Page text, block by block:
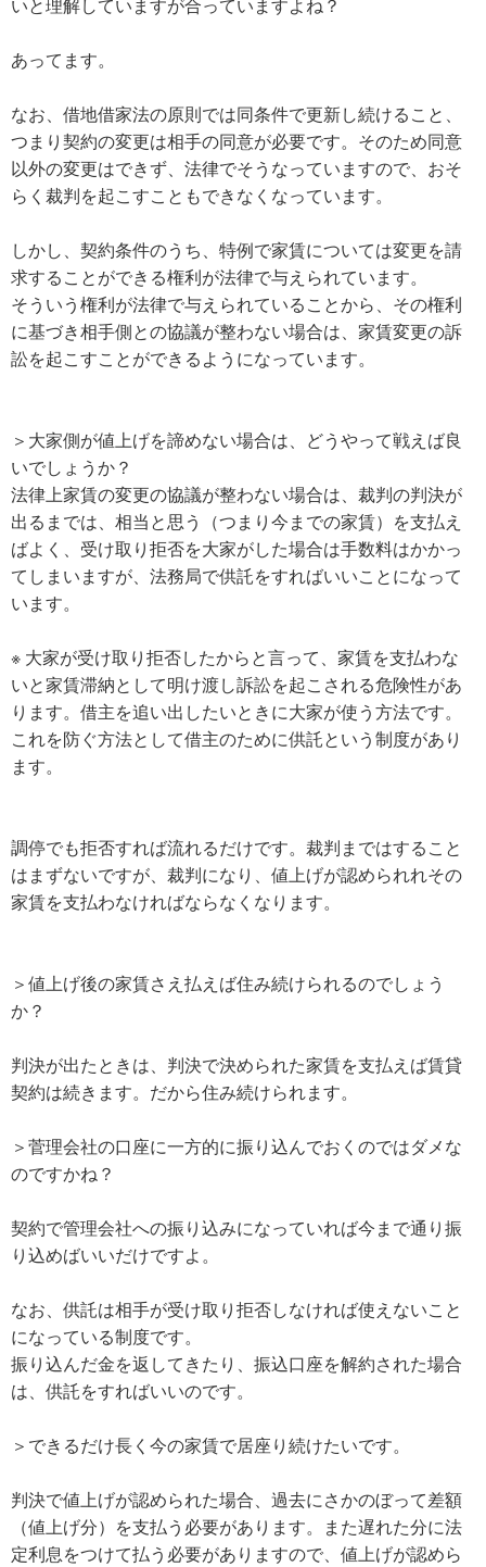
いと理解していますが合っていますよね？
あってます。
なお、借地借家法の原則では同条件で更新し続けること、
つまり契約の変更は相手の同意が必要です。そのため同意
以外の変更はできず、法律でそうなっていますので、おそ
らく裁判を起こすこともできなくなっています。
しかし、契約条件のうち、特例で家賃については変更を請
求することができる権利が法律で与えられています。
そういう権利が法律で与えられていることから、その権利
に基づき相手側との協議が整わない場合は、家賃変更の訴
訟を起こすことができるようになっています。
＞大家側が値上げを諦めない場合は、どうやって戦えば良
いでしょうか？
法律上家賃の変更の協議が整わない場合は、裁判の判決が
出るまでは、相当と思う（つまり今までの家賃）を支払え
ばよく、受け取り拒否を大家がした場合は手数料はかかっ
てしまいますが、法務局で供託をすればいいことになって
います。
※ 大家が受け取り拒否したからと言って、家賃を支払わな
いと家賃滞納として明け渡し訴訟を起こされる危険性があ
ります。借主を追い出したいときに大家が使う方法です。
これを防ぐ方法として借主のために供託という制度があり
ます。
調停でも拒否すれば流れるだけです。裁判まではすること
はまずないですが、裁判になり、値上げが認められれその
家賃を支払わなければならなくなります。
＞値上げ後の家賃さえ払えば住み続けられるのでしょう
か？
判決が出たときは、判決で決められた家賃を支払えば賃貸
契約は続きます。だから住み続けられます。
＞菅理会社の口座に一方的に振り込んでおくのではダメな
のですかね？
契約で管理会社への振り込みになっていれば今まで通り振
り込めばいいだけですよ。
なお、供託は相手が受け取り拒否しなければ使えないこと
になっている制度です。
振り込んだ金を返してきたり、振込口座を解約された場合
は、供託をすればいいのです。
＞できるだけ長く今の家賃で居座り続けたいです。
判決で値上げが認められた場合、過去にさかのぼって差額
（値上げ分）を支払う必要があります。また遅れた分に法
定利息をつけて払う必要がありますので、値上げが認めら